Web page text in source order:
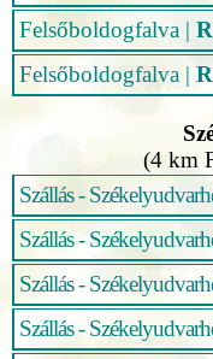
Felsőboldogfalva |
Felsőboldogfalva |
(4 km
Szállás -
Szállás -
Szállás -
Szállás -